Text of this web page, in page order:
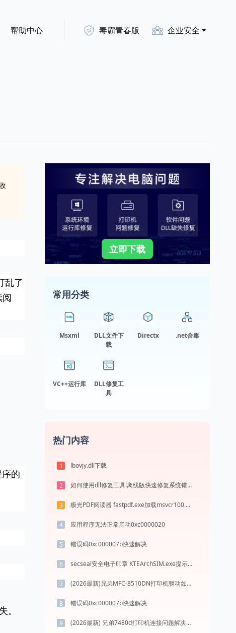
帮助中心 毒霸青春版 企业安全
乱了
的
立即下载
常用分类
Msxml
DLL文件下
载
Directx .net合集
VC++运行库
DLL修复工
具
热门内容
1 lbovjy.dll下载
2 如何使用dll修复工具l离线版快速修复系统错误？
3 极光PDF阅读器 fastpdf.exe加载msvcr100.dll文件丢失处理办法
4 应用程序无法正常启动0xc0000020
5 错误码0xc000007b快速解决
6 secseal安全电子印章 KTEArchSIM.exe提示缺少dasfj_v1.2.dll文件的解决办法
7 (2026最新)兄弟MFC-8510DN打印机驱动如何下载安装？这里有你需要的所有信息
8 错误码0xc000007b快速解决
9 (2026最新) 兄弟7480d打印机连接问题解决方法-金山毒霸